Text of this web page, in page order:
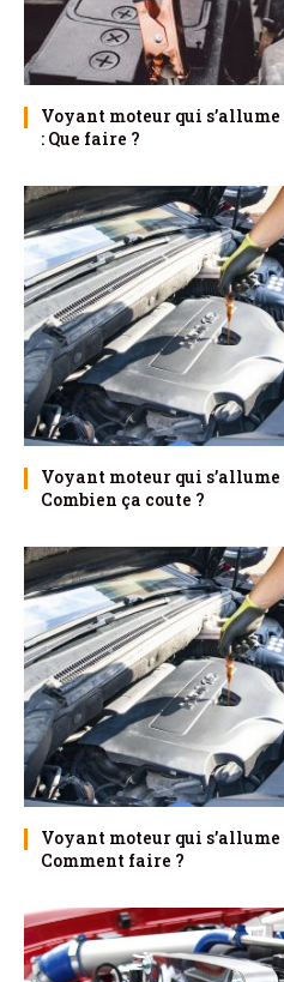
Voyant moteur qui
: Que faire ?
Voyant moteur qui s’allume
Combien ça coute ?
Voyant moteur qui s’allume
Comment faire ?